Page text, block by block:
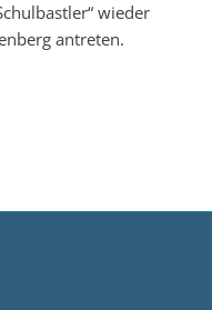
wieder
antreten.